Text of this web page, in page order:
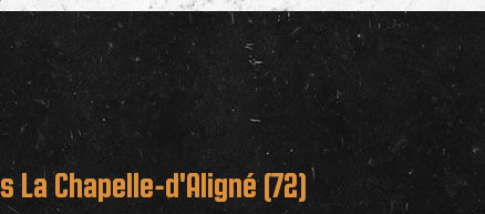
La Chapelle-d'Aligné (72)